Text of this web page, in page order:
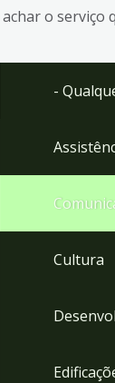
o serviço
-
Cultura